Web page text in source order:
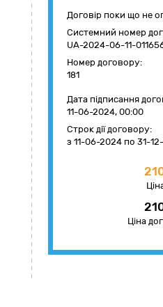
Договір поки що не
Системний номер
UA-2024-06-11-
Номер договору:
181
Дата підписання
11-06-2024, 00:00
Строк дії договору:
з 11-06-2024 по 31-
Ціна